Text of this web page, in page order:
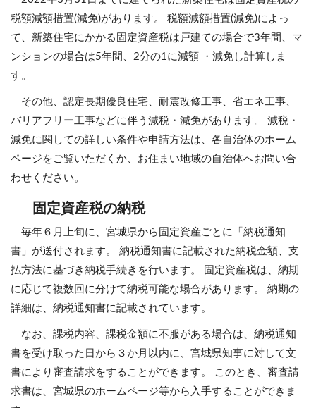
税額減額措置(減免)があります。 税額減額措置(減免)によっ
て、新築住宅にかかる固定資産税は戸建ての場合で3年間、マ
ンションの場合は5年間、2分の1に減額 ・減免し計算しま
す。
その他、認定長期優良住宅、耐震改修工事、省エネ工事、
バリアフリー工事などに伴う減税・減免があります。 減税・
減免に関しての詳しい条件や申請方法は、各自治体のホーム
ページをご覧いただくか、お住まい地域の自治体へお問い合
わせください。
固定資産税の納税
毎年６月上旬に、宮城県から固定資産ごとに「納税通知
書」が送付されます。 納税通知書に記載された納税金額、支
払方法に基づき納税手続きを行います。 固定資産税は、納期
に応じて複数回に分けて納税可能な場合があります。 納期の
詳細は、納税通知書に記載されています。
なお、課税内容、課税金額に不服がある場合は、納税通知
書を受け取った日から３か月以内に、宮城県知事に対して文
書により審査請求をすることができます。 このとき、審査請
求書は、宮城県のホームページ等から入手することができま